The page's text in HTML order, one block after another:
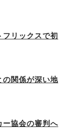
リックスで初
の関係が深い地
ー協会の審判へ